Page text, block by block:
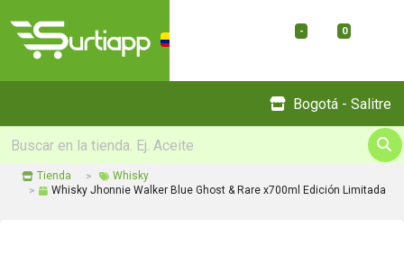
- 0
Bogotá - Salitre
Tienda
Whisky
Whisky Jhonnie Walker Blue Ghost & Rare x700ml Edición Limitada